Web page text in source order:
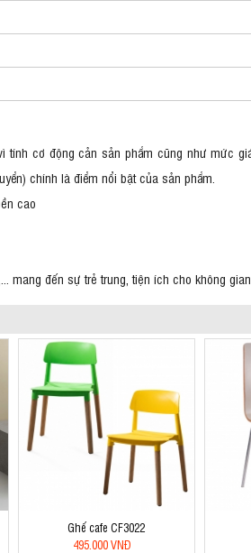
cơ động cản sản phẩm cũng như mức
chính là điểm nổi bật của sản phẩm.
cao
mang đến sự trẻ trung, tiện ích cho không
Ghế cafe CF3022
495.000 VNĐ